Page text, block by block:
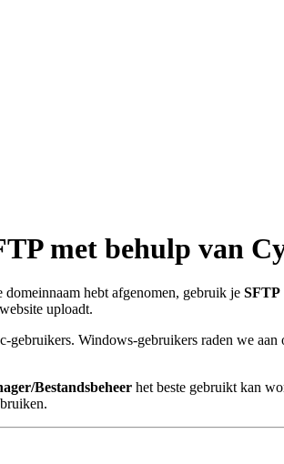
met behulp van
domeinnaam hebt afgenomen, gebruik je SFTP
uploadt.
Windows-gebruikers raden we aan
Bestandsbeheer het beste gebruikt kan